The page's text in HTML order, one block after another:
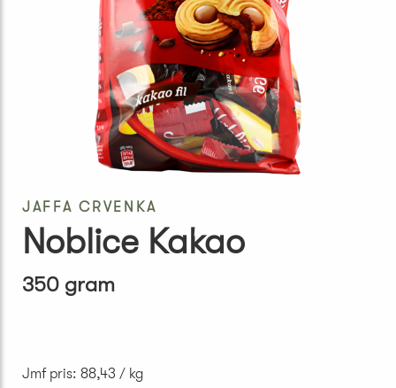
JAFFA CRVENKA
Noblice Kakao
350 gram
Jmf pris: 88,43 / kg